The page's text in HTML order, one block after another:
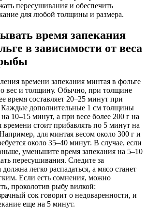
пересушивания и обеспечить
для любой толщины и размера.
время запекания
в зависимости от веса
времени запекания минтая в фольге
вес и толщину. Обычно, при толщине
время составляет 20–25 минут при
Каждые дополнительные 1 см толщины
10–15 минут, а при весе более 200 г на
времени стоит прибавлять по 5 минут на
для минтая весом около 300 г и
около 35–40 минут. В случае, если
уменьшите время запекания на 5–10
пересушивания. Следите за
легко распадаться, а мясо станет
Если есть сомнения, можно
проколотив рыбу вилкой:
сок говорит о недоваренности, и
еще на 5 минут.